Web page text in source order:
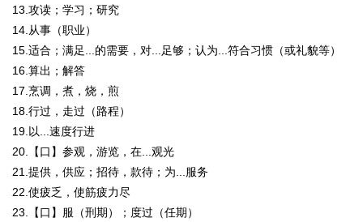
13.攻读；学习；研究
14.从事（职业）
15.适合；满足...的需要，对...足够；认为...符合习惯（或礼貌等）
16.算出；解答
17.烹调，煮，烧，煎
18.行过，走过（路程）
19.以...速度行进
20.【口】参观，游览，在...观光
21.提供，供应；招待，款待；为...服务
22.使疲乏，使筋疲力尽
23.【口】服（刑期）；度过（任期）